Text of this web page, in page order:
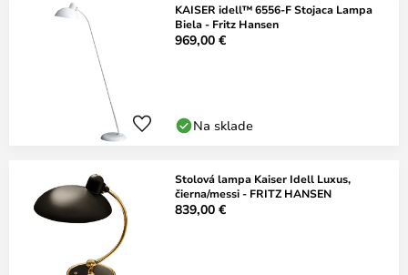
KAISER idell™ 6556-F Stojaca Lampa
Biela - Fritz Hansen
969,00 €
Na sklade
Stolová lampa Kaiser Idell Luxus,
čierna/messi - FRITZ HANSEN
839,00 €